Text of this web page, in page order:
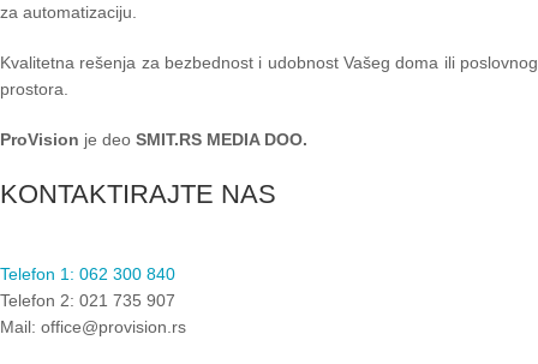
za automatizaciju.
Kvalitetna rešenja za bezbednost i udobnost Vašeg doma ili poslovnog
prostora.
ProVision je deo SMIT.RS MEDIA DOO.
KONTAKTIRAJTE NAS
Telefon 1: 062 300 840
Telefon 2: 021 735 907
Mail: office@provision.rs